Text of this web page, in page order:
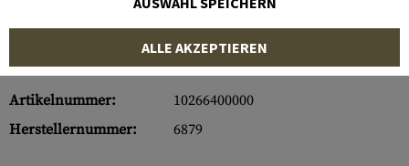
Artikelnummer:
10266400000
Herstellernummer:
6879
ALLE AKZEPTIEREN